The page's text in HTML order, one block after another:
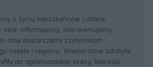
o życiu mieszkańców Lublina.
nimi: informujemy, interweniujemy,
dnia dostarczamy czytelnikom
miasta i regionu. Wielokrotnie zdobyte
do ogólnopolskiej prasy, telewizji,